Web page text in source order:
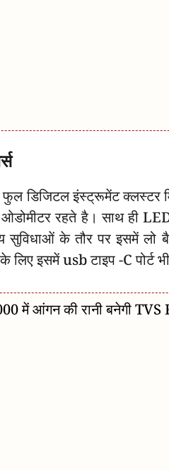
डिजिटल इंस्ट्रूमेंट क्लस्टर
रहते है। साथ ही
सुविधाओं के तौर पर इसमें लो
लिए इसमें usb टाइप -C पोर्ट
में आंगन की रानी बनेगी